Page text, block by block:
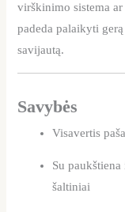
virškinimo sistema
padeda palaikyti
savijautą.
Savybės
Visavertis
Su
šaltiniai